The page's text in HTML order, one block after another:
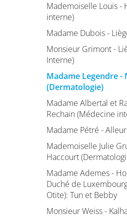
Mademoiselle Louis -
interne)
Madame Dubois -
Monsieur Grimont -
Interne)
Madame Legendre -
(Dermatologie)
Madame Albertal et
Rechain (Médecine
Madame Pétré -
Mademoiselle Julie
Haccourt
Madame Ademes -
Duché de
Otite): Tun et Bebby
Monsieur Weiss -